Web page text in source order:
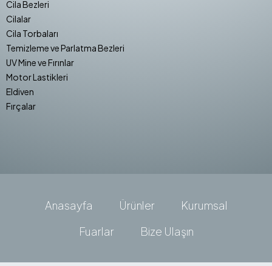
Cila Bezleri
Cilalar
Cila Torbaları
Temizleme ve Parlatma Bezleri
UV Mine ve Fırınlar
Motor Lastikleri
Eldiven
Fırçalar
Anasayfa Ürünler
Kurumsal
Fuarlar
Bize Ulaşın